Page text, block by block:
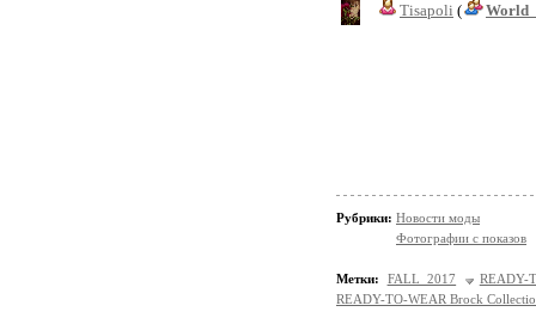
Tisapoli (
Рубрики: Новости моды
Фотографии с показов
Метки: FALL 2017
READY-
READY-TO-WEAR Brock